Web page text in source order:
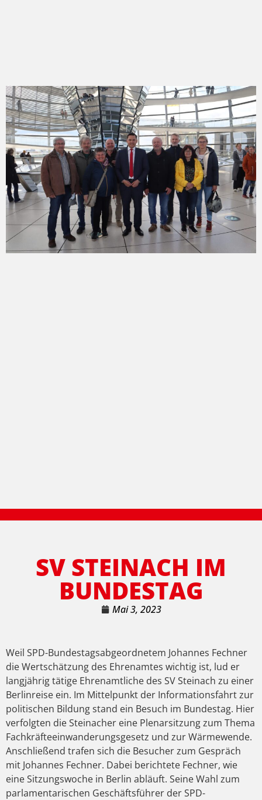
SV STEINACH IM
BUNDESTAG
Mai 3, 2023
Weil SPD-Bundestagsabgeordnetem Johannes Fechner
die Wertschätzung des Ehrenamtes wichtig ist, lud er
langjährig tätige Ehrenamtliche des SV Steinach zu einer
Berlinreise ein. Im Mittelpunkt der Informationsfahrt zur
politischen Bildung stand ein Besuch im Bundestag. Hier
verfolgten die Steinacher eine Plenarsitzung zum Thema
Fachkräfteeinwanderungsgesetz und zur Wärmewende.
Anschließend trafen sich die Besucher zum Gespräch
mit Johannes Fechner. Dabei berichtete Fechner, wie
eine Sitzungswoche in Berlin abläuft. Seine Wahl zum
parlamentarischen Geschäftsführer der SPD-